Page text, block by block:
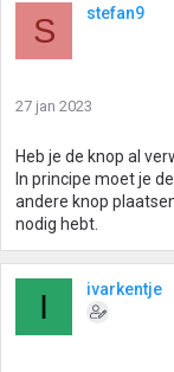
S stefan9
27 jan 2023
Heb je de knop al
In principe moet je
andere knop
nodig hebt.
I ivarkentje